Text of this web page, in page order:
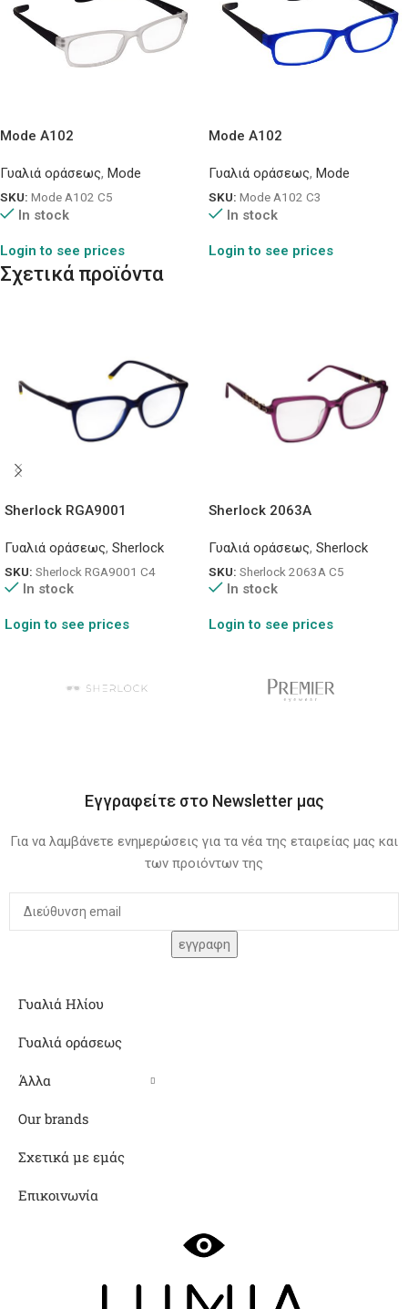
Mode A102
Γυαλιά οράσεως, Mode
SKU: Mode A102 C5
In stock
Login to see prices
Mode A102
Γυαλιά οράσεως, Mode
SKU: Mode A102 C3
In stock
Login to see prices
Σχετικά προϊόντα
Sherlock RGA9001
Γυαλιά οράσεως, Sherlock
SKU: Sherlock RGA9001 C4
In stock
Login to see prices
Sherlock 2063A
Γυαλιά οράσεως, Sherlock
SKU: Sherlock 2063A C5
In stock
Login to see prices
Εγγραφείτε στο Newsletter μας
Για να λαμβάνετε ενημερώσεις για τα νέα της εταιρείας μας και
των προιόντων της
Γυαλιά Ηλίου
Γυαλιά οράσεως
Άλλα
Our brands
Σχετικά με εμάς
Επικοινωνία